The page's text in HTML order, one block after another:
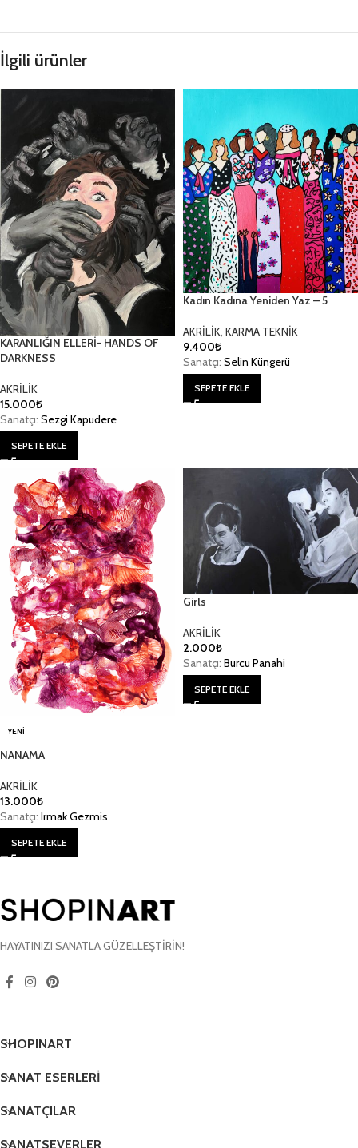
İlgili ürünler
KARANLIĞIN ELLERİ- HANDS OF
DARKNESS
AKRİLİK
15.000₺
Sanatçı: Sezgi Kapudere
SEPETE EKLE
Kadın Kadına Yeniden Yaz – 5
AKRİLİK, KARMA TEKNİK
9.400₺
Sanatçı: Selin Küngerü
SEPETE EKLE
YENI
NANAMA
AKRİLİK
13.000₺
Sanatçı: Irmak Gezmis
SEPETE EKLE
Girls
AKRİLİK
2.000₺
Sanatçı: Burcu Panahi
SEPETE EKLE
HAYATINIZI SANATLA GÜZELLEŞTİRİN!
SHOPINART
SANAT ESERLERİ
SANATÇILAR
SANATSEVERLER